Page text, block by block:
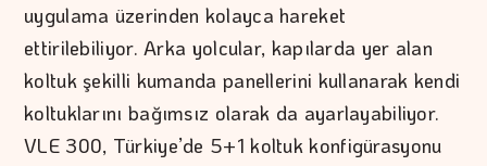
uygulama üzerinden kolayca hareket
ettirilebiliyor. Arka yolcular, kapılarda yer alan
koltuk şekilli kumanda panellerini kullanarak kendi
koltuklarını bağımsız olarak da ayarlayabiliyor.
VLE 300, Türkiye’de 5+1 koltuk konfigürasyonu